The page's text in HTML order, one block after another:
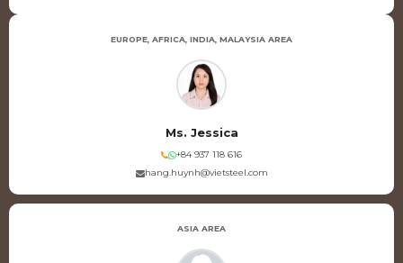
EUROPE, AFRICA, INDIA, MALAYSIA AREA
Ms. Jessica
+84 937 118 616
hang.huynh@vietsteel.com
ASIA AREA